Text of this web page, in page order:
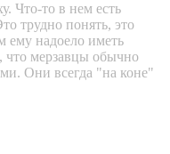
Что-то в нем есть
трудно понять, это
ему надоело иметь
что мерзавцы обычно
Они всегда "на коне"